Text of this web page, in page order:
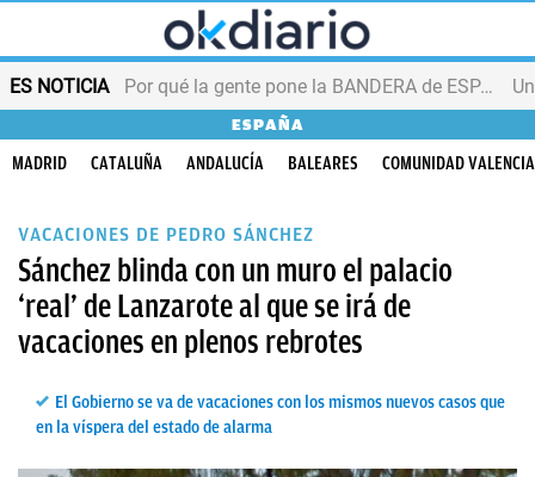
ES NOTICIA Por qué la gente pone la BANDERA de ESPAÑA en el balcón
ESPAÑA
MADRID CATALUÑA ANDALUCÍA BALEARES COMUNIDAD
VACACIONES DE PEDRO SÁNCHEZ
Sánchez blinda con un muro el palacio
‘real’ de Lanzarote al que se irá de
vacaciones en plenos rebrotes
El Gobierno se va de vacaciones con los mismos nuevos casos que
en la víspera del estado de alarma